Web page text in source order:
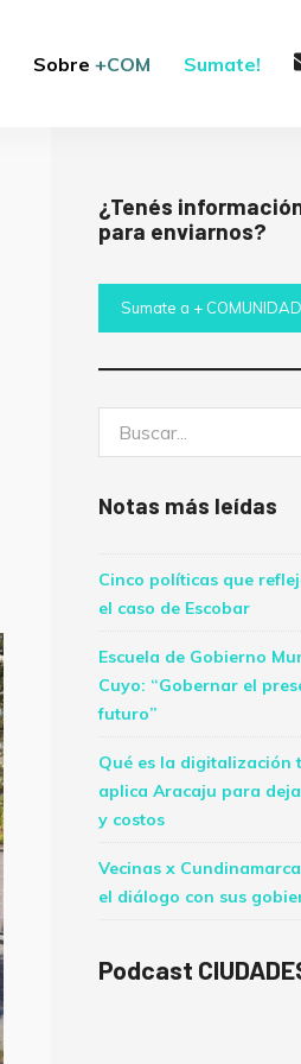
Sobre +COM Sumate!
¿Tenés
para enviarnos?
Sumate a + COMUNIDAD
Notas más leídas
Cinco políticas que
el caso de Escobar
Escuela de Gobierno
Cuyo: “Gobernar el
futuro”
Qué es la digitalización
aplica Aracaju para
y costos
Vecinas x
el diálogo con sus
Podcast